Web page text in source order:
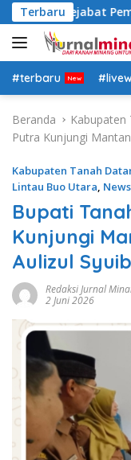
a
g
u
Terbaru
Rotasi Pejabat
#terbaru
Beranda
Putra Kunjungi
Kabupaten Tanah
Lintau Buo Utara, News
Bupati
Kunjungi
Aulizul Syuib
Redaksi Jurnal
2 Juni 2026